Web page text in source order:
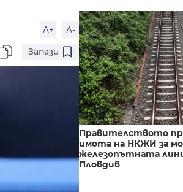
A+
A-
Запази
Правителството
имота на НКЖИ за
железопътната
Пловдив